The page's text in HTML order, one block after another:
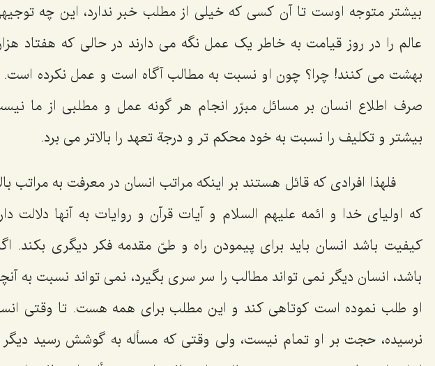
بیشتر متوجه اوست تا آن کسی که خیلی از مطلب خبر ندارد، این چه
عالم را در روز قیامت به خاطر یک عمل نگه می دارند در حالی که هفتاد
بهشت می کنند! چرا؟ چون او نسبت به مطالب آگاه است و عمل نکرده
صرف اطلاع انسان بر مسائل مبرّر انجام هر گونه عمل و مطلبی از ما
بیشتر و تکلیف را نسبت به خود محکم تر و درجة تعهد را بالاتر می برد.
فلهذا افرادی که قائل هستند بر اینکه مراتب انسان در معرفت به مراتب
که اولیای خدا و ائمه علیهم السلام و آیات قرآن و روایات به آنها دلالت
کیفیت باشد انسان باید برای پیمودن راه و طیّ مقدمه فکر دیگری بکند.
باشد، انسان دیگر نمی تواند مطالب را سر سری بگیرد، نمی تواند نسبت به
او طلب نموده است کوتاهی کند و این مطلب برای همه هست. تا وقتی
نرسیده، حجت بر او تمام نیست، ولی وقتی که مسأله به گوشش رسید